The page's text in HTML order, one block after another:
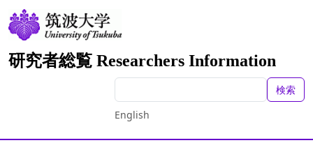
研究者総覧 Researchers Information
検索
English